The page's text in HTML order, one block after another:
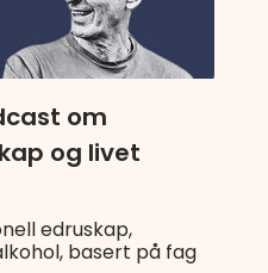
om
og livet
edruskap,
basert på fag